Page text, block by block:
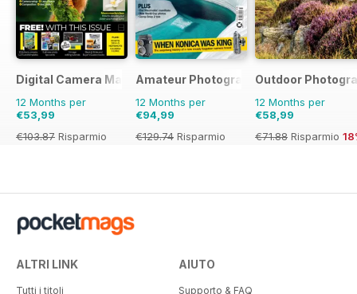
Digital Camera Magazine
12 Months per
€53,99
€103.87 Risparmio
Amateur Photographer
12 Months per
€94,99
€129.74 Risparmio
Outdoor
12 Months per
€58,99
€71.88 Risparmio
ALTRI LINK
Tutti i titoli
AIUTO
Supporto & FAQ